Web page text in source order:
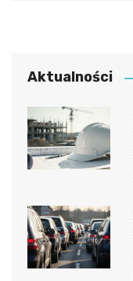
Aktualności